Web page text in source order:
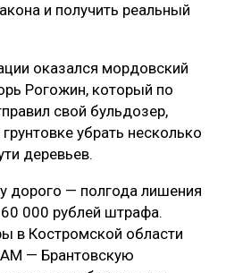
и получить реальный
оказался мордовский
Рогожин, который по
свой бульдозер,
убрать несколько
деревьев.
дорого — полгода лишения
000 рублей штрафа.
в Костромской области
— Брантовскую